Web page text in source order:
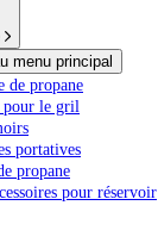
menu principal
de propane
pour le gril
portatives
propane
pour réservoir